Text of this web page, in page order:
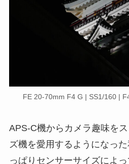
FE 20-70mm F4 G | SS1/160 |
APS-C機からカメラ趣味を
ズ機を愛用するようになっ
っぱりセンサーサイズによ